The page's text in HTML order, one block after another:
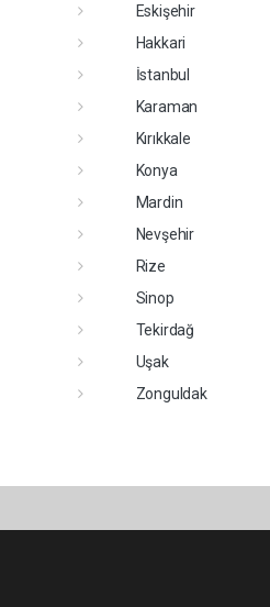
Eskişehir
Hakkari
İstanbul
Karaman
Kırıkkale
Konya
Mardin
Nevşehir
Rize
Sinop
Tekirdağ
Uşak
Zonguldak